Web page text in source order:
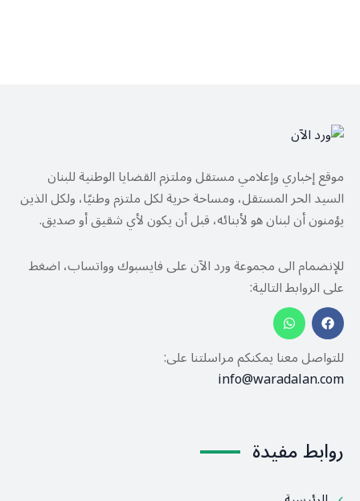
موقع إخباري وإعلامي مستقل وملتزم القضايا الوطنية للبنان
السيد الحر المستقل، ومساحة حرية لكل ملتزم وطنيًا، ولكل الذين
يؤمنون أن لبنان هو لأبنائه، قبل أن يكون لأي شقيق أو صديق.
للإنضمام الى مجموعة ورد الآن على فايسبوك وواتساب، اضغط
على الروابط التالية:
للتواصل معنا يمكنكم مراسلتنا على:
info@waradalan.com
روابط مفيدة